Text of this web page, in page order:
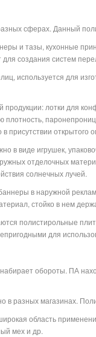
сферах. Данный
и тазы, кухонные
создания систем
используется для
лотки для
присутствии открытого
в виде игрушек,
отделочных
солнечных лучей.
в наружной
стойко в нем
полистирольные
для
обороты. ПА
в разных магазинах.
область
мех и др.